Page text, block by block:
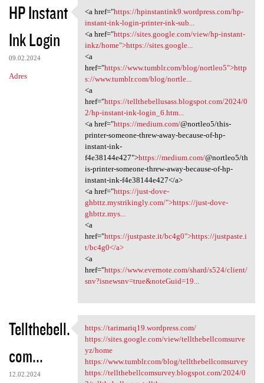
HP Instant
Ink Login
09.02.2024
Adres
<a href="https:/
<a href="https://hpinstantink9.wordpress.com/hp-
instant-ink-login-printer-ink-sub...
<a href="https://sites.google.com/view/hp-instant-
inkz/home">https://sites.google...
<a
href="https://www.tumblr.com/blog/nortleo5">http
s://www.tumblr.com/blog/nortle...
<a
href="https://tellthebellusass.blogspot.com/2024/0
2/hp-instant-ink-login_6.htm...
<a href="https://medium.com/@nortleo5/this-
printer-someone-threw-away-because-of-hp-
instant-ink-
f4e38144e427">https://medium.com/@nortleo5/th
is-printer-someone-threw-away-because-of-hp-
instant-ink-f4e38144e427</a>
<a href="https://just-dove-
ghbttz.mystrikingly.com/">https://just-dove-
ghbttz.mys...
<a
href="https://justpaste.it/bc4g0">https://justpaste.i
t/bc4g0</a>
<a
href="https://www.evernote.com/shard/s524/client/
snv?isnewsnv=true&noteGuid=19...
Tellthebell.
com...
12.02.2024
https://tarimariq19.wordpress
https://tarimariq19.wordpress.com/
https://sites.google.com/view/tellthebellcomsurve
yz/home
https://www.tumblr.com/blog/tellthebellcomsurvey
https://tellthebellcomsurvey.blogspot.com/2024/0